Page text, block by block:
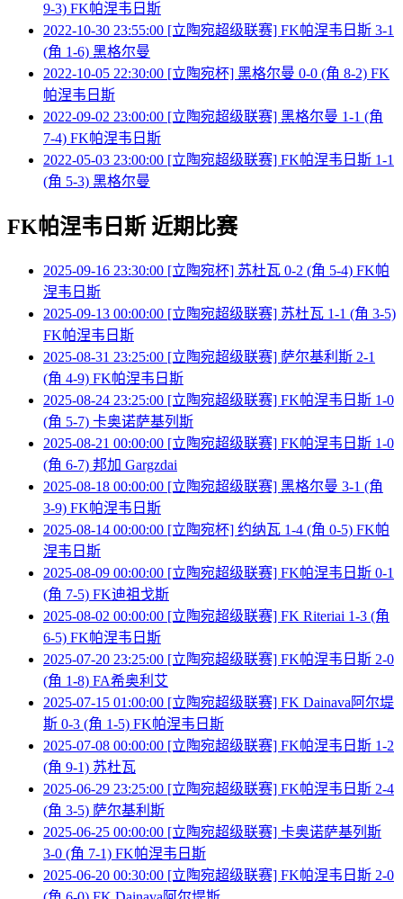
9-3) FK帕涅韦日斯
2022-10-30 23:55:00 [立陶宛超级联赛] FK帕涅韦日斯 3-1
(角 1-6) 黑格尔曼
2022-10-05 22:30:00 [立陶宛杯] 黑格尔曼 0-0 (角 8-2) FK
帕涅韦日斯
2022-09-02 23:00:00 [立陶宛超级联赛] 黑格尔曼 1-1 (角
7-4) FK帕涅韦日斯
2022-05-03 23:00:00 [立陶宛超级联赛] FK帕涅韦日斯 1-1
(角 5-3) 黑格尔曼
FK帕涅韦日斯 近期比赛
2025-09-16 23:30:00 [立陶宛杯] 苏杜瓦 0-2 (角 5-4) FK帕
涅韦日斯
2025-09-13 00:00:00 [立陶宛超级联赛] 苏杜瓦 1-1 (角 3-5)
FK帕涅韦日斯
2025-08-31 23:25:00 [立陶宛超级联赛] 萨尔基利斯 2-1
(角 4-9) FK帕涅韦日斯
2025-08-24 23:25:00 [立陶宛超级联赛] FK帕涅韦日斯 1-0
(角 5-7) 卡奥诺萨基列斯
2025-08-21 00:00:00 [立陶宛超级联赛] FK帕涅韦日斯 1-0
(角 6-7) 邦加 Gargzdai
2025-08-18 00:00:00 [立陶宛超级联赛] 黑格尔曼 3-1 (角
3-9) FK帕涅韦日斯
2025-08-14 00:00:00 [立陶宛杯] 约纳瓦 1-4 (角 0-5) FK帕
涅韦日斯
2025-08-09 00:00:00 [立陶宛超级联赛] FK帕涅韦日斯 0-1
(角 7-5) FK迪祖戈斯
2025-08-02 00:00:00 [立陶宛超级联赛] FK Riteriai 1-3 (角
6-5) FK帕涅韦日斯
2025-07-20 23:25:00 [立陶宛超级联赛] FK帕涅韦日斯 2-0
(角 1-8) FA希奥利艾
2025-07-15 01:00:00 [立陶宛超级联赛] FK Dainava阿尔堤
斯 0-3 (角 1-5) FK帕涅韦日斯
2025-07-08 00:00:00 [立陶宛超级联赛] FK帕涅韦日斯 1-2
(角 9-1) 苏杜瓦
2025-06-29 23:25:00 [立陶宛超级联赛] FK帕涅韦日斯 2-4
(角 3-5) 萨尔基利斯
2025-06-25 00:00:00 [立陶宛超级联赛] 卡奥诺萨基列斯
3-0 (角 7-1) FK帕涅韦日斯
2025-06-20 00:30:00 [立陶宛超级联赛] FK帕涅韦日斯 2-0